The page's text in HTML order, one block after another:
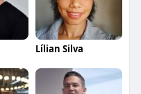
Lílian Silva